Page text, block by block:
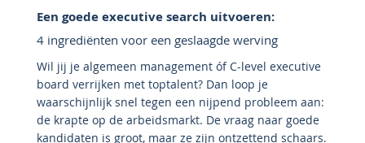
Een goede executive search uitvoeren:
4 ingrediënten voor een geslaagde werving
Wil jij je algemeen management óf C-level executive
board verrijken met toptalent? Dan loop je
waarschijnlijk snel tegen een nijpend probleem aan:
de krapte op de arbeidsmarkt. De vraag naar goede
kandidaten is groot, maar ze zijn ontzettend schaars.